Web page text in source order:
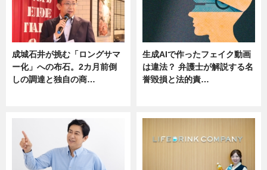
成城石井が挑む「ロングサマ
ー化」への布石。2カ月前倒
しの調達と独自の商…
生成AIで作ったフェイク動画
は違法？ 弁護士が解説する名
誉毀損と法的責…